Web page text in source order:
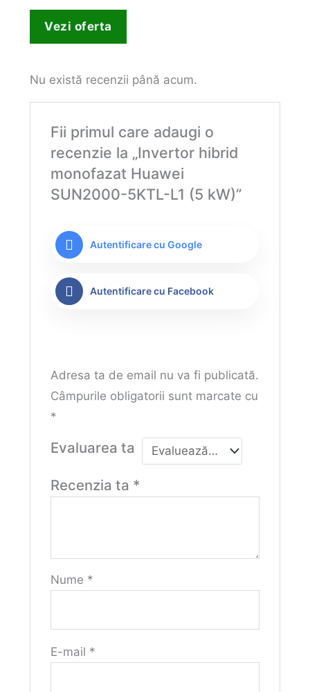
Vezi oferta
Nu există recenzii până acum.
Fii primul care adaugi o
recenzie la „Invertor hibrid
monofazat Huawei
SUN2000-5KTL-L1 (5 kW)”
Autentificare cu Google
Autentificare cu Facebook
Adresa ta de email nu va fi publicată.
Câmpurile obligatorii sunt marcate cu
*
Evaluarea ta
Recenzia ta *
Nume *
E-mail *